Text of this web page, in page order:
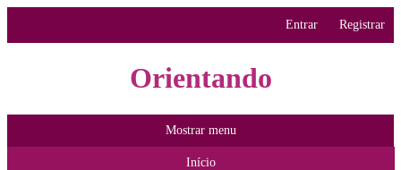
Entrar Registrar
Orientando
Mostrar menu
Início